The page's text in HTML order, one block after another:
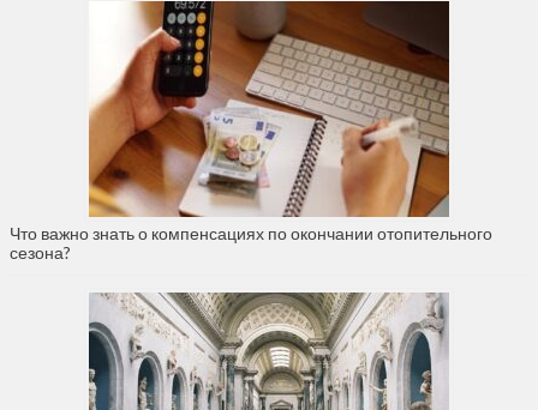
Что важно знать о компенсациях по окончании отопительного
сезона?